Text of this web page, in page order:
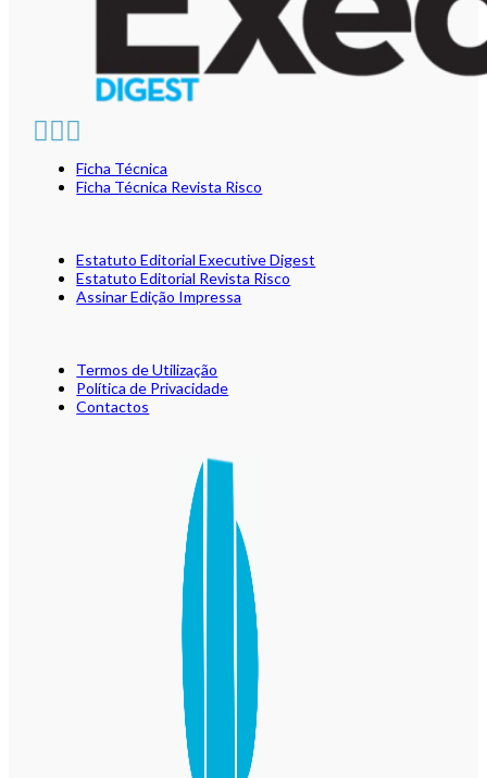
Ficha Técnica
Ficha Técnica Revista Risco
Estatuto Editorial Executive Digest
Estatuto Editorial Revista Risco
Assinar Edição Impressa
Termos de Utilização
Política de Privacidade
Contactos